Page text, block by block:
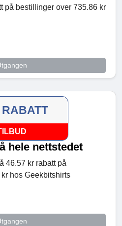
på bestillinger over 735.86 kr
hele nettstedet
46.57 kr rabatt på
hos Geekbitshirts